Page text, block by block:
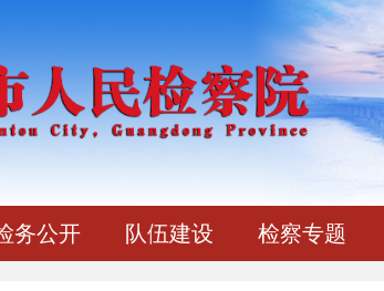
务公开 队伍建设 检察专题